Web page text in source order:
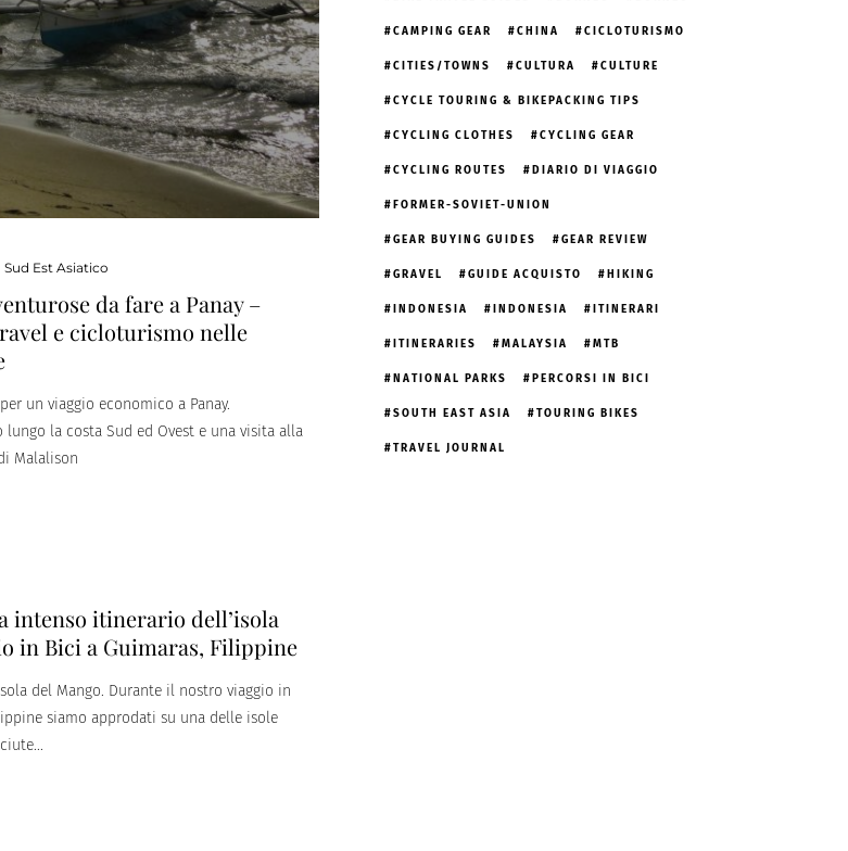
Sud Est Asiatico
da fare a Panay –
e cicloturismo nelle
un viaggio economico a Panay.
lungo la costa Sud ed Ovest e una visita alla
Malalison
intenso itinerario dell’isola
in Bici a Guimaras, Filippine
del Mango. Durante il nostro viaggio in
siamo approdati su una delle isole
CAMPING GEAR CHINA CICLOTURISMO
CITIES/TOWNS CULTURA CULTURE
CYCLE TOURING & BIKEPACKING TIPS
CYCLING CLOTHES CYCLING GEAR
CYCLING ROUTES DIARIO DI VIAGGIO
FORMER-SOVIET-UNION
GEAR BUYING GUIDES GEAR REVIEW
GRAVEL GUIDE ACQUISTO HIKING
INDONESIA INDONESIA ITINERARI
ITINERARIES MALAYSIA MTB
NATIONAL PARKS PERCORSI IN BICI
SOUTH EAST ASIA TOURING BIKES
TRAVEL JOURNAL